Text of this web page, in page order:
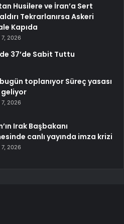
Husilere ve İran’a Sert
Tekrarlanırsa Askeri
Kapıda
2026
37’de Sabit Tuttu
toplanıyor Süreç yasası
geliyor
2026
Irak Başbakanı
canlı yayında imza krizi
2026